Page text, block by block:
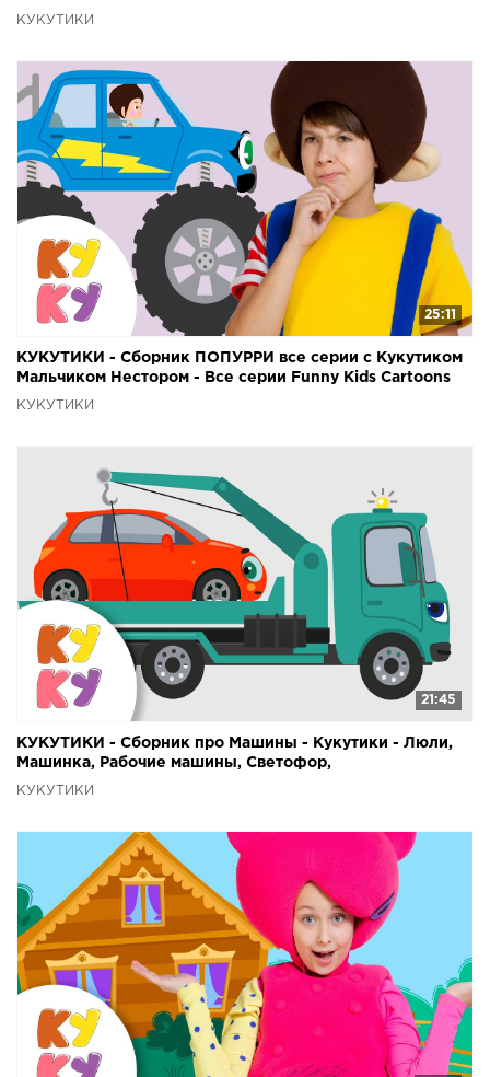
КУКУТИКИ
25:11
КУКУТИКИ - Сборник ПОПУРРИ все серии с Кукутиком
Мальчиком Нестором - Все серии Funny Kids Cartoons
КУКУТИКИ
21:45
КУКУТИКИ - Сборник про Машины - Кукутики - Люли,
Машинка, Рабочие машины, Светофор,
КУКУТИКИ